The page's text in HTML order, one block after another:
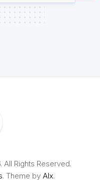
Rights Reserved.
. Theme by Alx.